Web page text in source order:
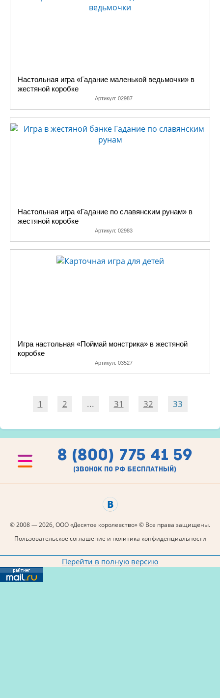
Настольная игра «Гадание маленькой ведьмочки» в
жестяной коробке
Артикул: 02987
Настольная игра «Гадание по славянским рунам» в
жестяной коробке
Артикул: 02983
Игра настольная «Поймай монстрика» в жестяной
коробке
Артикул: 03527
1 2 ... 31 32 33
8 (800) 775 41 59
(звонок по рф бесплатный)
© 2008 — 2026, ООО «Десятое королевство» © Все права защищены.
Пользовательское соглашение и политика конфиденциальности
Перейти в полную версию